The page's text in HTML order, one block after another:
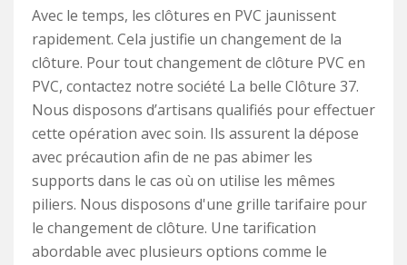
Avec le temps, les clôtures en PVC jaunissent
rapidement. Cela justifie un changement de la
clôture. Pour tout changement de clôture PVC en
PVC, contactez notre société La belle Clôture 37.
Nous disposons d’artisans qualifiés pour effectuer
cette opération avec soin. Ils assurent la dépose
avec précaution afin de ne pas abimer les
supports dans le cas où on utilise les mêmes
piliers. Nous disposons d'une grille tarifaire pour
le changement de clôture. Une tarification
abordable avec plusieurs options comme le